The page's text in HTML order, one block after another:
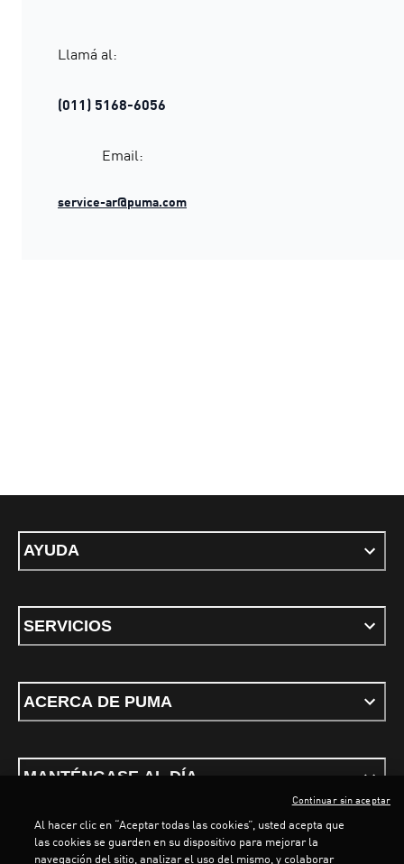
Llamá al:
(011) 5168-6056
Email:
service-ar@puma.com
AYUDA
SERVICIOS
ACERCA DE PUMA
MANTÉNGASE AL DÍA
Al hacer clic en “Aceptar todas las cookies”, usted acepta que
las cookies se guarden en su dispositivo para mejorar la
navegación del sitio, analizar el uso del mismo, y colaborar
Continuar sin aceptar